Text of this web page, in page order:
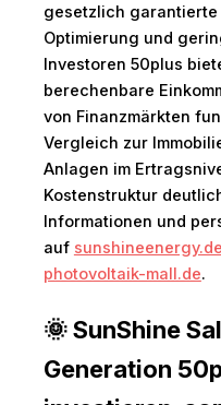
gesetzlich
Optimierung und
Investoren 50plus
berechenbare
von Finanzmärkten
Vergleich zur
Anlagen im
Kostenstruktur
Informationen und
auf sunshineenergy.de
photovoltaik-mall.de.
🌞 SunShine
Generation